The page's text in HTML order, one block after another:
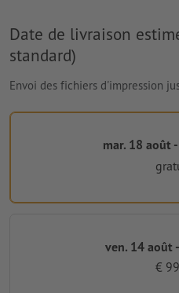
Date de livraison
standard)
Envoi des fichiers d'impression
mar. 18 août
ven. 14 août
€